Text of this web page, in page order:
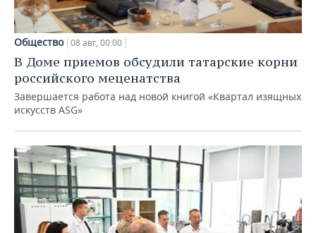
Общество 08 авг, 00:00
В Доме приемов обсудили татарские корни
российского меценатства
Завершается работа над новой книгой «Квартал изящных
искусств ASG»